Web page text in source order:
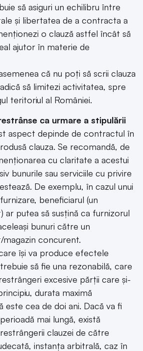
să asiguri un echilibru între
și libertatea de a contracta a
o clauză astfel încât să
ajutor în materie de
că nu poți să scrii clauza
să limitezi activitatea, spre
teritoriul al României.
ca urmare a stipulării
aspect depinde de contractul în
clauza. Se recomandă, de
cu claritate a acestui
bunurile sau serviciile cu privire
De exemplu, în cazul unui
beneficiarul (un
ar putea să susțină ca furnizorul
bunuri către un
concurent.
își va produce efectele
să fie una rezonabilă, care
excesive părții care și-
durata maximă
este cea de doi ani. Dacă va fi
mai lungă, există
clauzei de către
instanța arbitrală, caz în